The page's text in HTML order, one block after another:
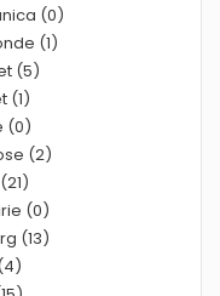
(0)
(1)
(5)
(1)
(0)
(2)
(0)
(13)